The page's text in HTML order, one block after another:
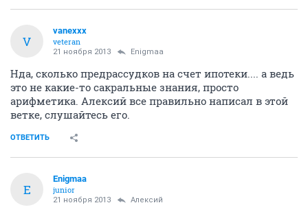
V
vanexxx
veteran
21 ноября 2013 Enigmaa
Нда, сколько предрассудков на счет ипотеки.... а ведь
это не какие-то сакральные знания, просто
арифметика. Алексий все правильно написал в этой
ветке, слушайтесь его.
ОТВЕТИТЬ
E
Enigmaa
junior
21 ноября 2013 Алексий